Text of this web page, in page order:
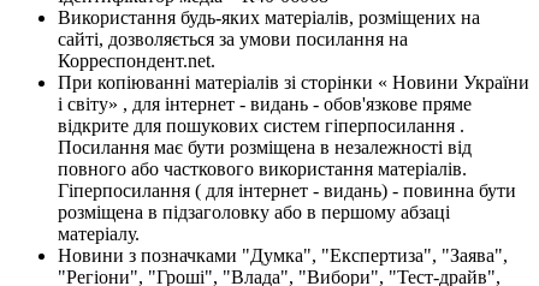
Використання будь-яких матеріалів, розміщених на
сайті, дозволяється за умови посилання на
Корреспондент.net.
При копіюванні матеріалів зі сторінки « Новини України
і світу» , для інтернет - видань - обов'язкове пряме
відкрите для пошукових систем гіперпосилання .
Посилання має бути розміщена в незалежності від
повного або часткового використання матеріалів.
Гіперпосилання ( для інтернет - видань) - повинна бути
розміщена в підзаголовку або в першому абзаці
матеріалу.
Новини з позначками "Думка", "Експертиза", "Заява",
"Регіони", "Гроші", "Влада", "Вибори", "Тест-драйв",